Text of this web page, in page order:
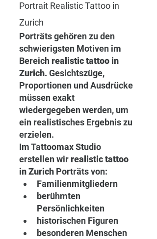
Portrait Realistic Tattoo in
Zurich
Porträts gehören zu den
schwierigsten Motiven im
Bereich realistic tattoo in
Zurich. Gesichtszüge,
Proportionen und Ausdrücke
müssen exakt
wiedergegeben werden, um
ein realistisches Ergebnis zu
erzielen.
Im Tattoomax Studio
erstellen wir realistic tattoo
in Zurich Porträts von:
Familienmitgliedern
berühmten
Persönlichkeiten
historischen Figuren
besonderen Menschen